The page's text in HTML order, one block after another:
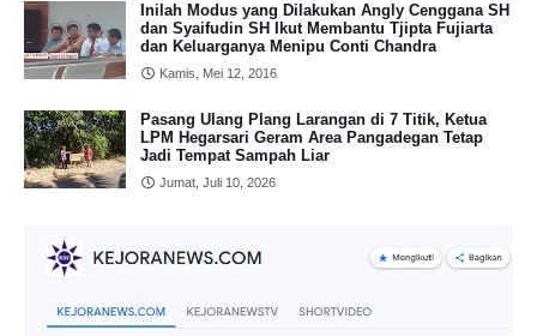
Inilah Modus yang Dilakukan Angly Cenggana SH
dan Syaifudin SH Ikut Membantu Tjipta Fujiarta
dan Keluarganya Menipu Conti Chandra
Kamis, Mei 12, 2016
Pasang Ulang Plang Larangan di 7 Titik, Ketua
LPM Hegarsari Geram Area Pangadegan Tetap
Jadi Tempat Sampah Liar
Jumat, Juli 10, 2026